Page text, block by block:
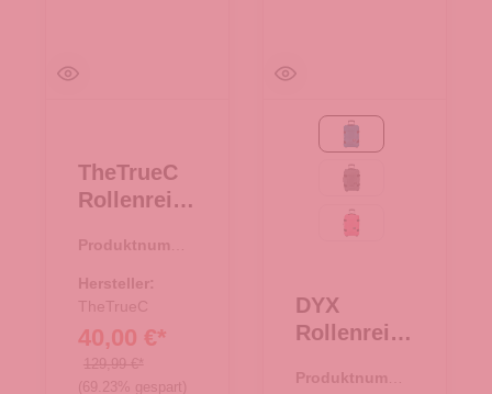
TheTrueC
Rollenreise
56cm With
Wheels
schwarz
Produktnumme
Hersteller:
TheTrueC
40,00 €*
129,99 €*
(69.23% gespart)
blau
grau
pink
DYX
Rollenreise
50cm
Produktnumme